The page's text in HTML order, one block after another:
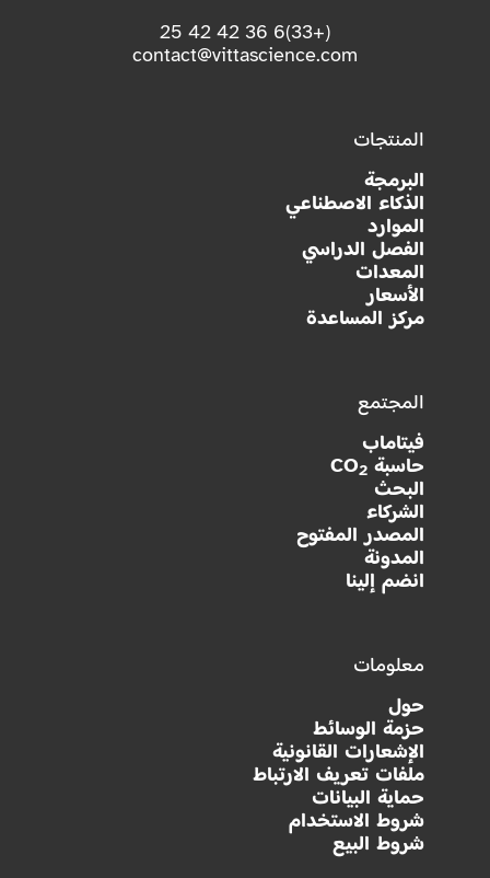
(+33)6 36 42 42 25
contact@vittascience.com
المنتجات
البرمجة
الذكاء الاصطناعي
الموارد
الفصل الدراسي
المعدات
الأسعار
مركز المساعدة
المجتمع
فيتاماب
حاسبة CO 2
البحث
الشركاء
المصدر المفتوح
المدونة
انضم إلينا
معلومات
حول
حزمة الوسائط
الإشعارات القانونية
ملفات تعريف الارتباط
حماية البيانات
شروط الاستخدام
شروط البيع